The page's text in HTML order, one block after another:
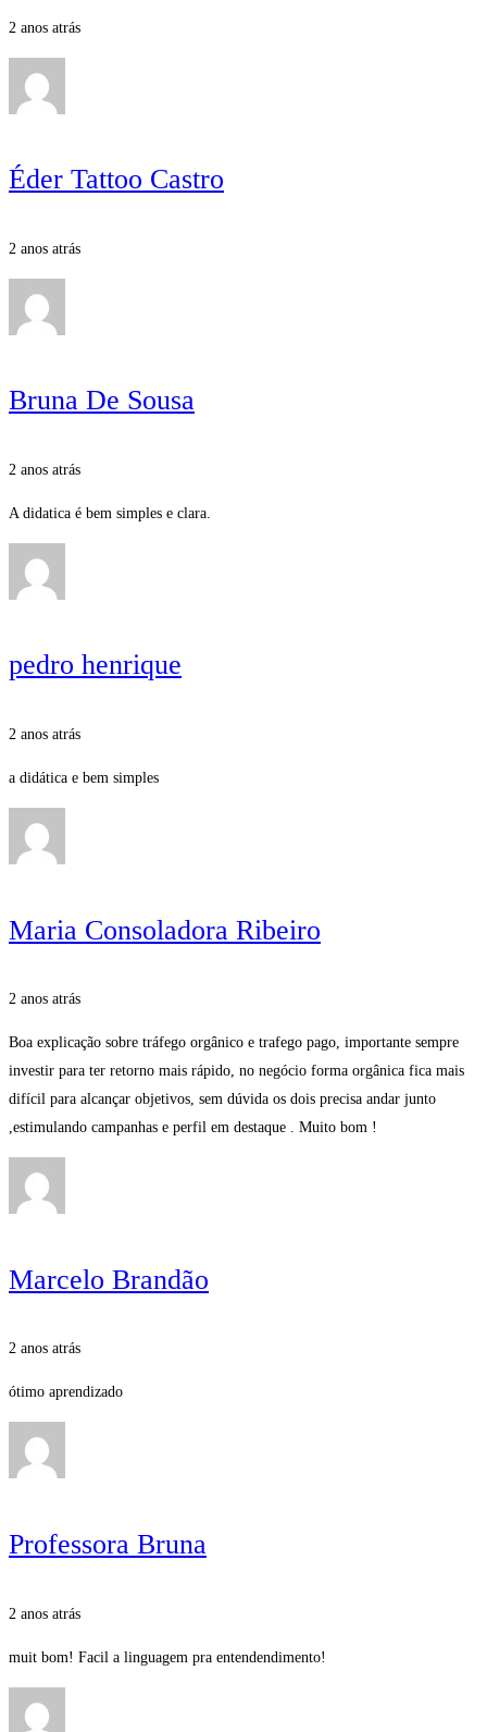
2 anos atrás
Éder Tattoo Castro
2 anos atrás
Bruna De Sousa
2 anos atrás
A didatica é bem simples e clara.
pedro henrique
2 anos atrás
a didática e bem simples
Maria Consoladora Ribeiro
2 anos atrás
Boa explicação sobre tráfego orgânico e trafego pago, importante sempre
investir para ter retorno mais rápido, no negócio forma orgânica fica mais
difícil para alcançar objetivos, sem dúvida os dois precisa andar junto
,estimulando campanhas e perfil em destaque . Muito bom !
Marcelo Brandão
2 anos atrás
ótimo aprendizado
Professora Bruna
2 anos atrás
muit bom! Facil a linguagem pra entendendimento!